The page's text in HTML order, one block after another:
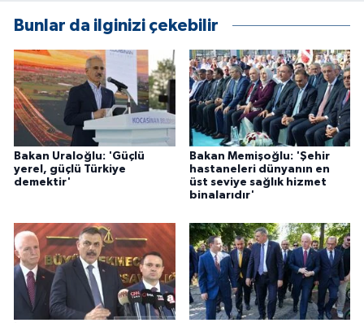
Bunlar da ilginizi çekebilir
Bakan Uraloğlu: 'Güçlü
yerel, güçlü Türkiye
demektir'
Bakan Memişoğlu: 'Şehir
hastaneleri dünyanın en
üst seviye sağlık hizmet
binalarıdır'
Turizm
ÜLKE GÜNDEMİ
YAŞAM
YEREL